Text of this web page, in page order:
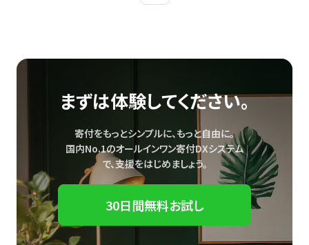
まずは体験してください。
寄付をもっとシンプルに、もっと自由に。
国内No.1のオールインワン寄付DXシステム
で、支援をはじめましょう。
30日間無料お試し